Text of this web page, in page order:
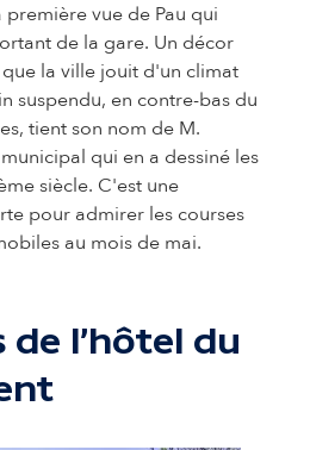
vue de Pau qui
de la gare. Un décor
la ville jouit d'un climat
suspendu, en contre-bas du
tient son nom de M.
qui en a dessiné les
siècle. C'est une
pour admirer les courses
au mois de mai.
de l'hôtel du